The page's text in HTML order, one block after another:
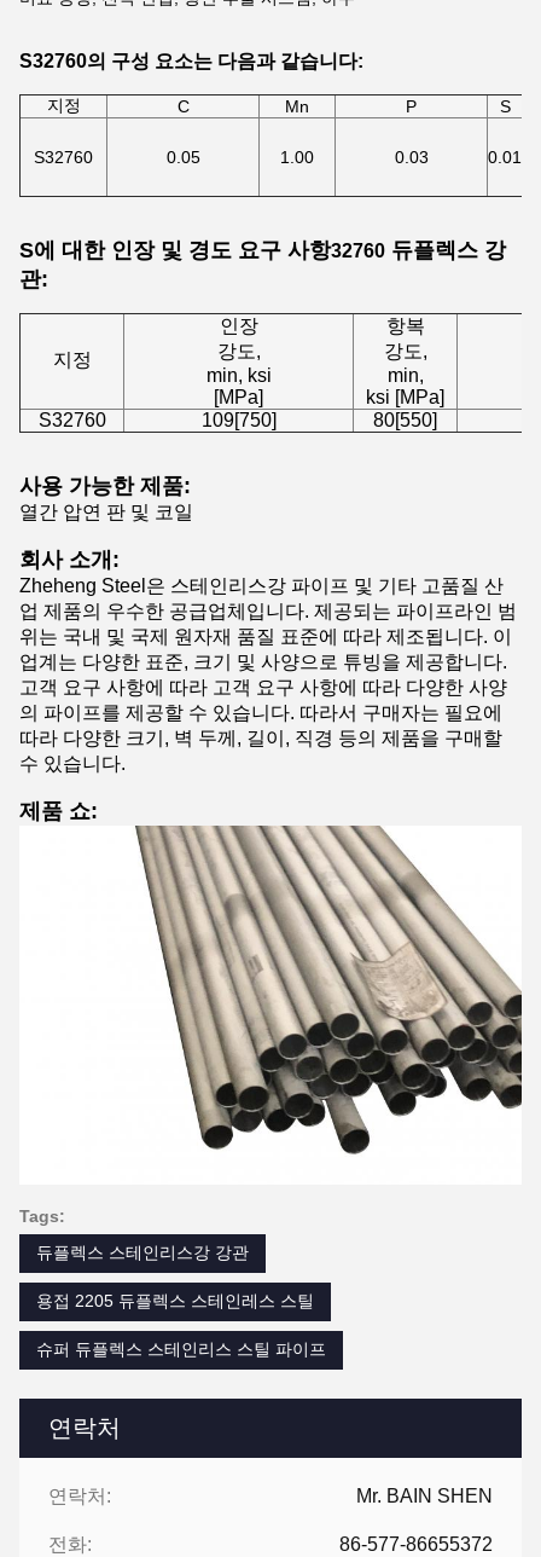
연락처
연락처: Mr. BAIN SHEN
전화: 86-577-86655372
S32760의 구성 요소는 다음과 같습니다:
지정 C Mn P S
S32760 0.05 1.00 0.03 0.01
S에 대한 인장 및 경도 요구 사항32760 듀플렉스 강
관:
지정
인장
강도,
min, ksi
[MPa]
항복
강도,
min,
ksi [MPa]
S32760
109[750] 80[550]
사용 가능한 제품:
열간 압연 판 및 코일
회사 소개:
Zheheng Steel은 스테인리스강 파이프 및 기타 고품질 산
업 제품의 우수한 공급업체입니다. 제공되는 파이프라인 범
위는 국내 및 국제 원자재 품질 표준에 따라 제조됩니다. 이
업계는 다양한 표준, 크기 및 사양으로 튜빙을 제공합니다.
고객 요구 사항에 따라 고객 요구 사항에 따라 다양한 사양
의 파이프를 제공할 수 있습니다. 따라서 구매자는 필요에
따라 다양한 크기, 벽 두께, 길이, 직경 등의 제품을 구매할
수 있습니다.
제품 쇼:
Tags:
듀플렉스 스테인리스강 강관
용접 2205 듀플렉스 스테인레스 스틸
슈퍼 듀플렉스 스테인리스 스틸 파이프